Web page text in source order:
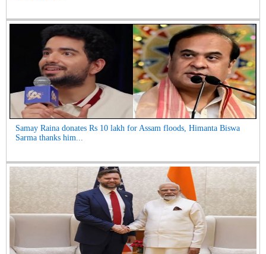
Samay Raina donates Rs 10 lakh for Assam floods, Himanta Biswa
Sarma thanks him...